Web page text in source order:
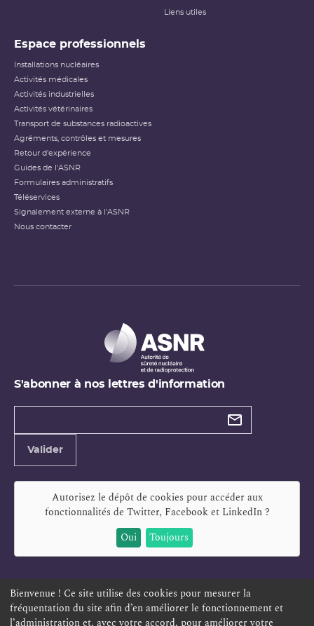
Échelle INES pour le
classement des incidents et
Liens utiles
Espace professionnels
Installations nucléaires
Activités médicales
Activités industrielles
Activités vétérinaires
Transport de substances radioactives
Agréments, contrôles et mesures
Retour d'expérience
Guides de l'ASNR
Formulaires administratifs
Téléservices
Signalement externe à l'ASNR
Nous contacter
S'abonner à nos lettres d'information
Types de
Valider
Autorisez le dépôt de cookies pour accéder aux
fonctionnalités de Twitter, Facebook et LinkedIn?
Oui
Toujours
ESPACE PERSONNEL OFFRES D'EMPLOI SIGNALEMENT
Bienvenue ! Ce site utilise des cookies pour mesurer la
fréquentation du site afin d’en améliorer le fonctionnement et
l’administration et, avec votre accord, pour améliorer votre